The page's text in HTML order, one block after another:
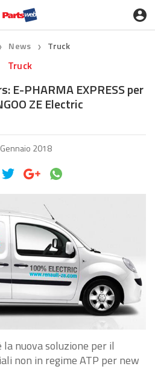
News ❯ Truck
Truck
E-PHARMA EXPRESS per
ZE Electric
2018
la nuova soluzione per il
non in regime ATP per new